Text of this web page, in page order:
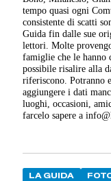
tempo quasi ogni
consistente di scatti
Guida fin dalle sue
lettori. Molte
famiglie che le hanno
possibile risalire alla
riferiscono. Potranno
aggiungere i dati
luoghi, occasioni,
farcelo sapere a
LA GUIDA